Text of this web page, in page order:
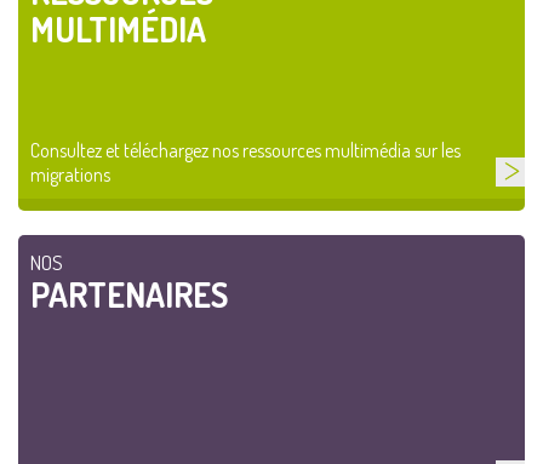
MULTIMÉDIA
Consultez et téléchargez nos ressources multimédia sur les
migrations
NOS
PARTENAIRES